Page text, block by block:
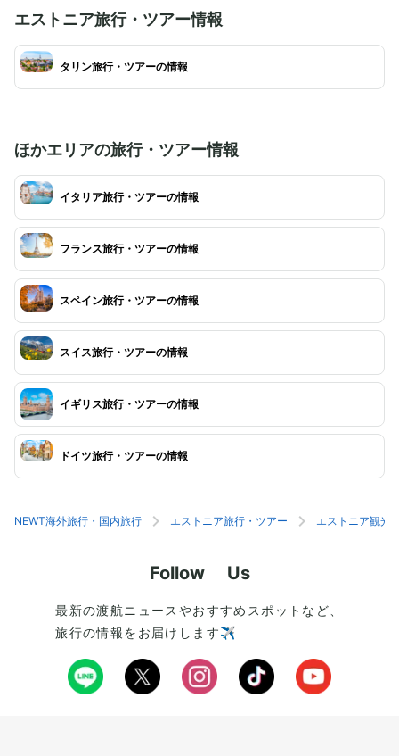
人気です。無料で入場できるため、気軽に見学を
楽しめるのも魅力的。ただし、内部はツアーをの
ぞいて撮影禁止となっており、厳かな雰囲気の中
で歴史的建造物の美しさを堪能できます。
は特に美しい景色
エストニア旅行・ツアー情報
タリン旅行・ツアーの情報
ほかエリアの旅行・ツアー情報
イタリア旅行・ツアーの情報
フランス旅行・ツアーの情報
スペイン旅行・ツアーの情報
スイス旅行・ツアーの情報
イギリス旅行・ツアーの情報
ドイツ旅行・ツアーの情報
NEWT海外旅行・国内旅行 エストニア旅行・ツアー エストニア観光
Follow Us
最新の渡航ニュースやおすすめスポットなど、
旅行の情報をお届けします✈️